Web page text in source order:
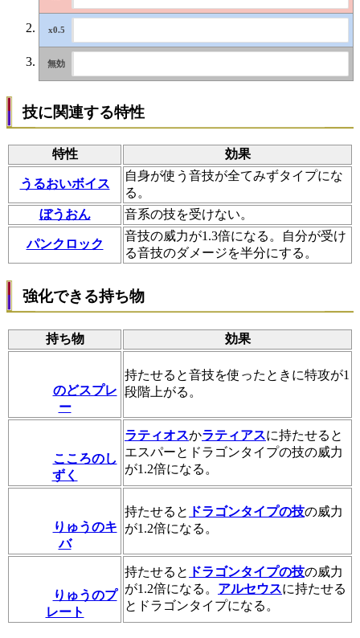
技に関連する特性
特性 効果
うるおいボイス
自身が使う音技が全てみずタイプにな
る。
ぼうおん
音系の技を受けない。
パンクロック
音技の威力が1.3倍になる。自分が受け
る音技のダメージを半分にする。
強化できる持ち物
持ち物 効果
のどスプレ
ー
持たせると音技を使ったときに特攻が1
段階上がる。
こころのし
ずく
ラティオスかラティアスに持たせると
エスパーとドラゴンタイプの技の威力
が1.2倍になる。
りゅうのキ
バ
持たせると ドラゴンタイプの技の威力
が1.2倍になる。
りゅうのプ
レート
持たせると ドラゴンタイプの技の威力
が1.2倍になる。 アルセウスに持たせる
とドラゴンタイプになる。